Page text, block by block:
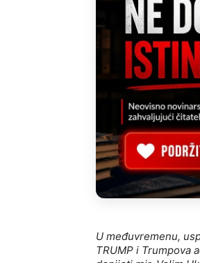
U međuvremenu,
TRUMP i Trumpova